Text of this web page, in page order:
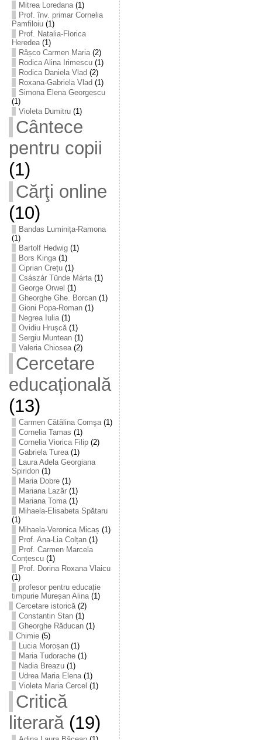
Mitrea Loredana(1)
Prof. înv. primar Cornelia
Pamfiloiu(1)
Prof. Natalia-Florica
Heredea(1)
Râșco Carmen Maria(2)
Rodica Alina Irimescu(1)
Rodica Daniela Vlad (2)
Roxana-Gabriela Vlad (1)
Simona Elena Georgescu
(1)
Violeta Dumitru(1)
Cântece
pentru copii
(1)
Cărţi online
(10)
Bandas Luminița-Ramona
(1)
Bartolf Hedwig(1)
Bors Kinga(1)
Ciprian Crețu(1)
Császár Tünde Márta(1)
George Orwel (1)
Gheorghe Ghe. Borcan(1)
Gioni Popa-Roman(1)
Negrea Iulia(1)
Ovidiu Hrușcă(1)
Sergiu Muntean(1)
Valeria Chiosea(2)
Cercetare
educațională
(13)
Carmen Cătălina Comşa(1)
Cornelia Tamas (1)
Cornelia Viorica Filip(2)
Gabriela Turea(1)
Laura Adela Georgiana
Spiridon(1)
Maria Dobre(1)
Mariana Lazăr(1)
Mariana Toma(1)
Mihaela-Elisabeta Spătaru
(1)
Mihaela-Veronica Micaș (1)
Prof. Ana-Lia Colțan(1)
Prof. Carmen Marcela
Conțescu(1)
Prof. Dorina Roxana Vlaicu
(1)
profesor pentru educație
timpurie Mureșan Alina(1)
Cercetare istorică(2)
Constantin Stan(1)
Gheorghe Răducan(1)
Chimie(5)
Lucia Moroșan(1)
Maria Tudorache(1)
Nadia Breazu(1)
Udrea Maria Elena(1)
Violeta Maria Cercel (1)
Critică
literară(19)